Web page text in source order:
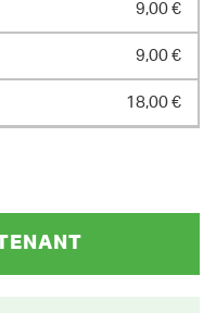
9,00 €
9,00 €
18,00 €